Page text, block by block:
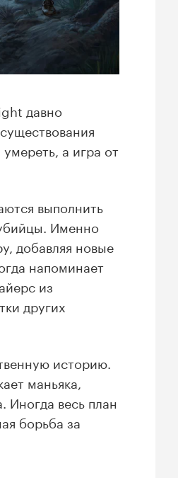
давно
а игра от
выполнить
Именно
добавляя новые
напоминает
из
других
историю.
маньяка,
Иногда весь план
борьба за